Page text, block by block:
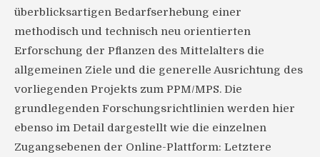
überblicksartigen Bedarfserhebung einer
methodisch und technisch neu orientierten
Erforschung der Pflanzen des Mittelalters die
allgemeinen Ziele und die generelle Ausrichtung des
vorliegenden Projekts zum PPM/MPS. Die
grundlegenden Forschungsrichtlinien werden hier
ebenso im Detail dargestellt wie die einzelnen
Zugangsebenen der Online-Plattform: Letztere